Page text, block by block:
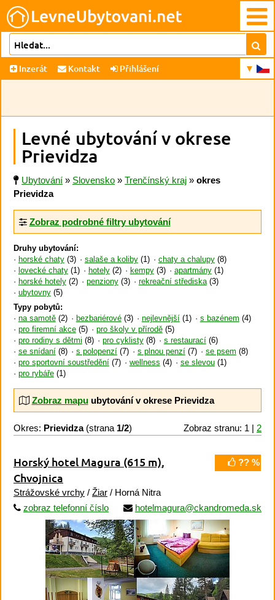
Inzerát Kontakt Přihlášení
Levné ubytování v okrese
Prievidza
Ubytování » Slovensko » Trenčínský kraj » okres
Prievidza
Zobraz podrobné filtry ubytování
Druhy ubytování:
horské chaty(3) salaše a koliby(1) chaty a chalupy(8)
lovecké chaty(1) hotely(2) kempy(3) apartmány(1)
horské hotely(2) penziony(3) rekreační střediska(3)
ubytovny(5)
Typy pobytů:
na samotě(2) bezbariérové(3) nejlevnější (1) s bazénem (4)
pro firemní akce(5) pro školy v přírodě(5)
pro rodiny s dětmi (8) pro cyklisty(8) s restaurací (6)
se snídaní (8) s polopenzí (7) s plnou penzí (7) se psem (8)
pro sportovní soustředění (7) wellness (4) se slevou(1)
pro rybáře(1)
Zobraz mapuubytování v okrese Prievidza
Okres: Prievidza(strana 1/2) Zobraz stranu: 1 | 2
?? %
Horský hotel Magura (615 m),
Chvojnica
Strážovské vrchy / Žiar / Horná Nitra
zobraz telefonní číslo
hotelmagura@ckandromeda.sk